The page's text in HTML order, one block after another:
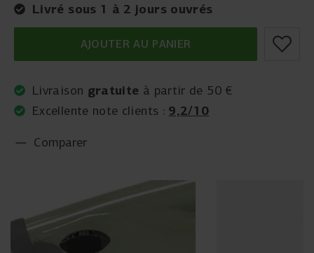
Livré sous 1 à 2 jours ouvrés
AJOUTER AU PANIER
Livraison gratuite à partir de 50 €
Excellente note clients : 9,2/10
Comparer